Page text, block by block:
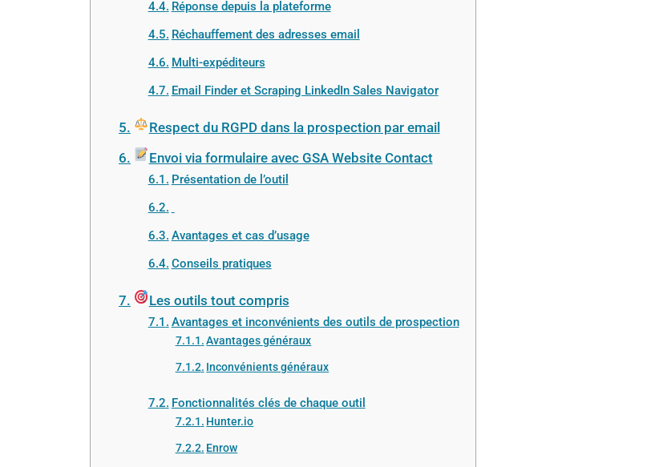
Réponse depuis la plateforme
Réchauffement des adresses email
Multi-expéditeurs
Email Finder et Scraping LinkedIn Sales Navigator
Respect du RGPD dans la prospection par email
Envoi via formulaire avec GSA Website Contact
Présentation de l’outil
Avantages et cas d’usage
Conseils pratiques
Les outils tout compris
Avantages et inconvénients des outils de prospection
Avantages généraux
Inconvénients généraux
Fonctionnalités clés de chaque outil
Hunter.io
Enrow